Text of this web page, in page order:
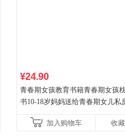
¥24.90
青春期女孩教育书籍青春期女孩
书10-18岁妈妈送给青春期女儿私
育女孩发育叛逆期
加入购物车 收藏